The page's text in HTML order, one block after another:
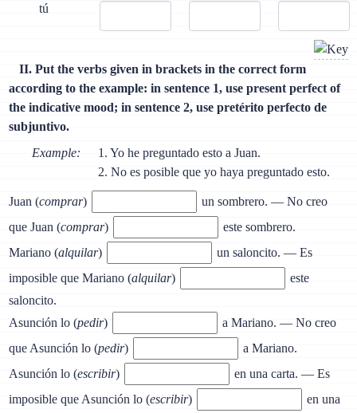
tú
II. Put the verbs given in brackets in the correct form
according to the example: in sentence 1, use present perfect of
the indicative mood; in sentence 2, use pretérito perfecto de
subjuntivo.
Example:
1. Yo he preguntado esto a Juan.
2. No es posible que yo haya preguntado esto.
Juan (comprar)
un sombrero. — No creo
que Juan (comprar)
este sombrero.
Mariano (alquilar)
un saloncito. — Es
imposible que Mariano (alquilar)
este
saloncito.
Asunción lo (pedir)
a Mariano. — No creo
que Asunción lo (pedir)
a Mariano.
Asunción lo (escribir)
en una carta. — Es
imposible que Asunción lo (escribir)
en una